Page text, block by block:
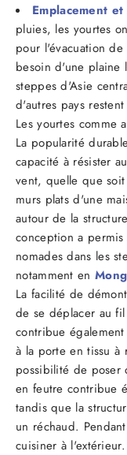
Emplacement
pluies, les yourtes
pour l'évacuation
besoin d'une plaine
steppes d'Asie
d'autres pays
Les yourtes comme
La popularité
capacité à résister
vent, quelle que
murs plats d'une
autour de la
conception a
nomades dans les
notamment en
La facilité de
de se déplacer au
contribue
à la porte en tissu à
possibilité de poser
en feutre contribue
tandis que la
un réchaud.
cuisiner à l'extérieur.